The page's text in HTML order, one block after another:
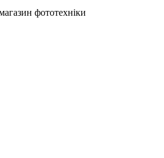
фототехніки